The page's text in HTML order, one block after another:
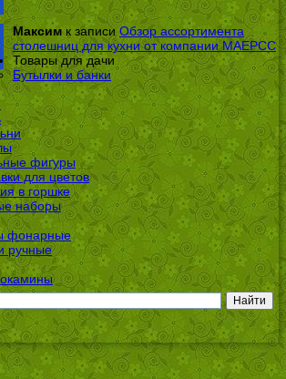
Максим к записиОбзор ассортимента
столешниц для кухни от компании МАЕРСС
Товары для дачи
Бутылки и банки
фигуры
для цветов
в горшке
наборы
фонарные
ручные